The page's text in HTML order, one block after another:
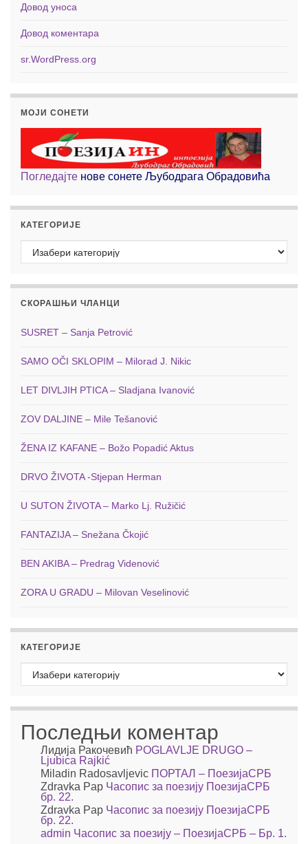
Довод уноса
Довод коментара
sr.WordPress.org
МОЈИ СОНЕТИ
Погледајте нове сонете Љубодрага Обрадовића
КАТЕГОРИЈЕ
Категорије
СКОРАШЊИ ЧЛАНЦИ
SUSRET – Sanja Petrović
SAMO OČI SKLOPIM – Milorad J. Nikic
LET DIVLJIH PTICA – Sladjana Ivanović
ZOV DALJINE – Mile Tešanović
ŽENA IZ KAFANE – Božo Popadić Aktus
DRVO ŽIVOTA -Stjepan Herman
U SUTON ŽIVOTA – Marko Lj. Ružičić
FANTAZIJA – Snežana Čkojić
BEN AKIBA – Predrag Videnović
ZORA U GRADU – Milovan Veselinović
КАТЕГОРИЈЕ
Категорије
Последњи коментар
Лидија Ракочевић POGLAVLJE DRUGO –
Ljubica Rajkić
Miladin Radosavljevic ПОРТАЛ – ПоезијаСРБ
Zdravka Pap Часопис за поезију ПоезијаСРБ
бр. 22.
Zdravka Pap Часопис за поезију ПоезијаСРБ
бр. 22.
admin Часопис за поезију – ПоезијаСРБ – Бр. 1.